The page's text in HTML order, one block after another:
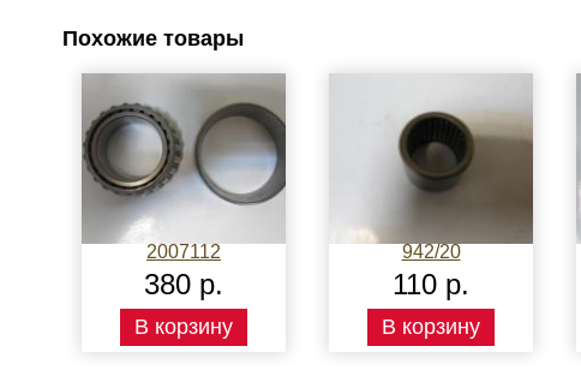
Похожие товары
2007112
380 р.
В корзину
942/20
110 р.
В корзину